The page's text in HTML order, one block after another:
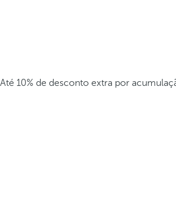
Até 10% de desconto extra por